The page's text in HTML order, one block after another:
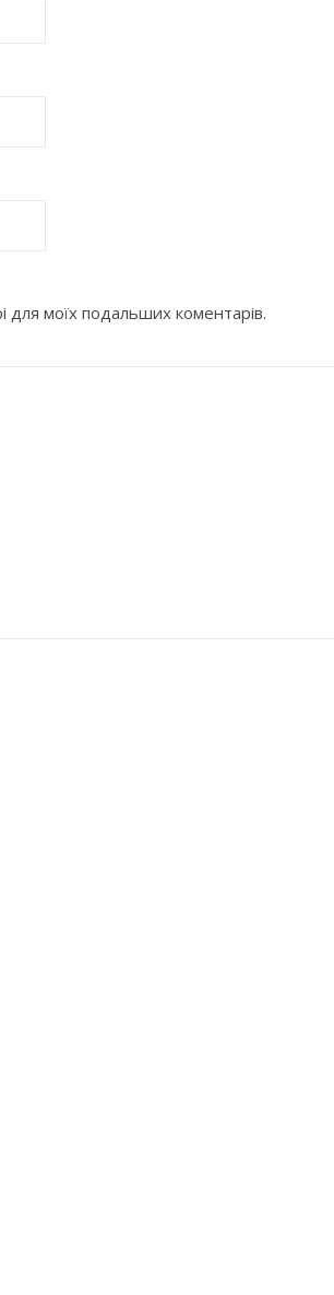
для моїх подальших коментарів.